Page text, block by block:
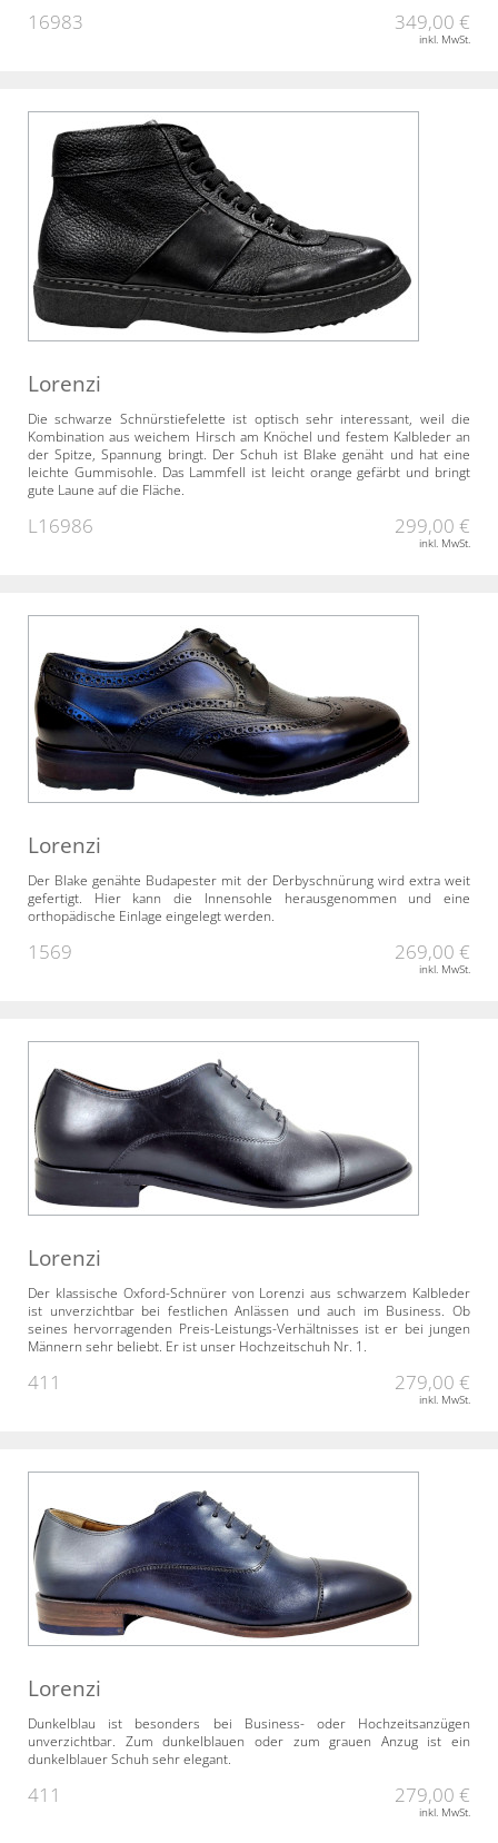
16983 349,00 €
inkl. MwSt.
Lorenzi
Die schwarze Schnürstiefelette ist optisch sehr interessant, weil die
Kombination aus weichem Hirsch am Knöchel und festem Kalbleder an
der Spitze, Spannung bringt. Der Schuh ist Blake genäht und hat eine
leichte Gummisohle. Das Lammfell ist leicht orange gefärbt und bringt
gute Laune auf die Fläche.
L16986 299,00 €
inkl. MwSt.
Lorenzi
Der Blake genähte Budapester mit der Derbyschnürung wird extra weit
gefertigt. Hier kann die Innensohle herausgenommen und eine
orthopädische Einlage eingelegt werden.
1569 269,00 €
inkl. MwSt.
Lorenzi
Der klassische Oxford-Schnürer von Lorenzi aus schwarzem Kalbleder
ist unverzichtbar bei festlichen Anlässen und auch im Business. Ob
seines hervorragenden Preis-Leistungs-Verhältnisses ist er bei jungen
Männern sehr beliebt. Er ist unser Hochzeitschuh Nr. 1.
411 279,00 €
inkl. MwSt.
Lorenzi
Dunkelblau ist besonders bei Business- oder Hochzeitsanzügen
unverzichtbar. Zum dunkelblauen oder zum grauen Anzug ist ein
dunkelblauer Schuh sehr elegant.
411 279,00 €
inkl. MwSt.